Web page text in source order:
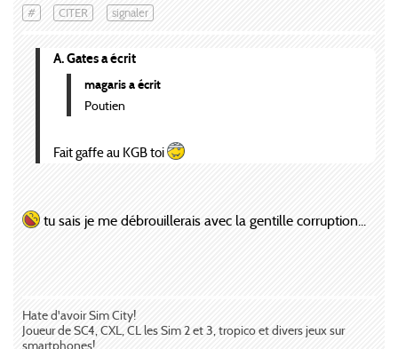
# CITER signaler
A. Gates a écrit
magaris a écrit
Poutien
Fait gaffe au KGB toi
tu sais je me débrouillerais avec la gentille corruption...
Hate d'avoir Sim City!
Joueur de SC4, CXL, CL les Sim 2 et 3, tropico et divers jeux sur
smartphones!